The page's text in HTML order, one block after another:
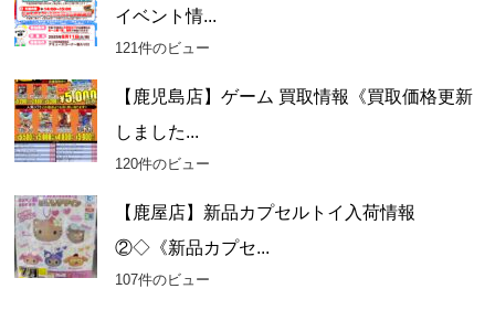
イベント情...
121件のビュー
【鹿児島店】ゲーム 買取情報《買取価格更新
しました...
120件のビュー
【鹿屋店】新品カプセルトイ入荷情報
②◇《新品カプセ...
107件のビュー